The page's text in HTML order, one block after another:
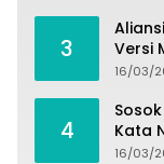
3
Versi
16/03/
4
Kata
16/03/